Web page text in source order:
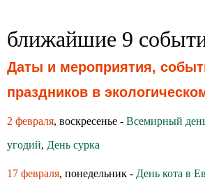
ближайшие 9
Даты и мероприятия,
праздников в
2 февраля, воскресенье - Всемирный
угодий, День сурка
17 февраля, понедельник - День кота в